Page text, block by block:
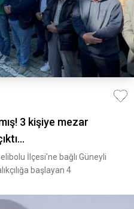
3 kişiye mezar
İlçesi'ne bağlı Güneyli
başlayan 4